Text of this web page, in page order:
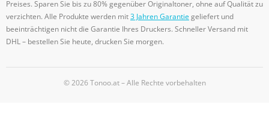
Preises. Sparen Sie bis zu 80% gegenüber Originaltoner, ohne auf Qualität zu
verzichten. Alle Produkte werden mit3 Jahren Garantiegeliefert und
beeinträchtigen nicht die Garantie Ihres Druckers. Schneller Versand mit
DHL – bestellen Sie heute, drucken Sie morgen.
© 2026 Tonoo.at – Alle Rechte vorbehalten